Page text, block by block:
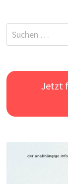
Suchen
nach:
Jetzt